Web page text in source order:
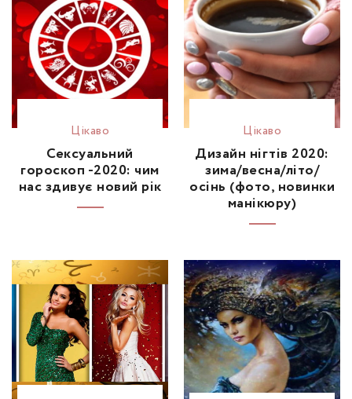
Цікаво
Сексуальний
гороскоп -2020: чим
нас здивує новий рік
Цікаво
Дизайн нігтів 2020:
зима/весна/літо/
осінь (фото, новинки
манікюру)